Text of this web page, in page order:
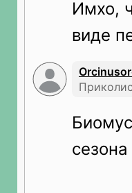
Имхо,
виде